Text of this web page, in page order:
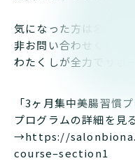
気になった方は名古屋
非お問い合わせくださ
わたくしが全力でサポ
「3ヶ月集中美腸習慣プ
プログラムの詳細を見
→https://
course–section1